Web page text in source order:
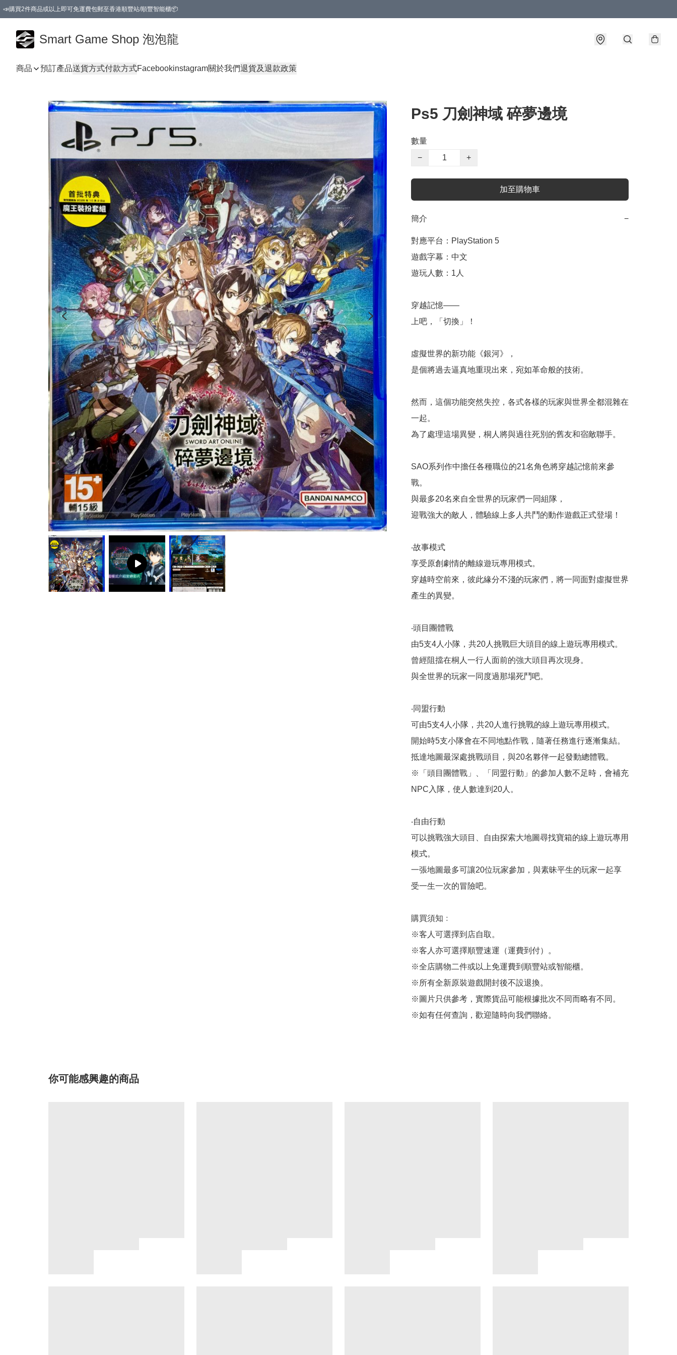
📣購買2件商品或以上即可免運費包郵至香港順豐站/順豐智能櫃📦
Smart Game Shop 泡泡龍
商品 預訂產品送貨方式付款方式Facebookinstagram關於我們退貨及退款政策
Ps5 刀劍神域 碎夢邊境
數量
−
+
加至購物車
簡介 −
對應平台：PlayStation 5
遊戲字幕：中文
遊玩人數：1人
穿越記憶——
上吧，「切換」！
虛擬世界的新功能《銀河》，
是個將過去逼真地重現出來，宛如革命般的技術。
然而，這個功能突然失控，各式各樣的玩家與世界全都混雜在
一起。
為了處理這場異變，桐人將與過往死別的舊友和宿敵聯手。
SAO系列作中擔任各種職位的21名角色將穿越記憶前來參
戰。
與最多20名來自全世界的玩家們一同組隊，
迎戰強大的敵人，體驗線上多人共鬥的動作遊戲正式登場！
‧故事模式
享受原創劇情的離線遊玩專用模式。
穿越時空前來，彼此緣分不淺的玩家們，將一同面對虛擬世界
產生的異變。
‧頭目團體戰
由5支4人小隊，共20人挑戰巨大頭目的線上遊玩專用模式。
曾經阻擋在桐人一行人面前的強大頭目再次現身。
與全世界的玩家一同度過那場死鬥吧。
‧同盟行動
可由5支4人小隊，共20人進行挑戰的線上遊玩專用模式。
開始時5支小隊會在不同地點作戰，隨著任務進行逐漸集結。
抵達地圖最深處挑戰頭目，與20名夥伴一起發動總體戰。
※「頭目團體戰」、「同盟行動」的參加人數不足時，會補充
NPC入隊，使人數達到20人。
‧自由行動
可以挑戰強大頭目、自由探索大地圖尋找寶箱的線上遊玩專用
模式。
一張地圖最多可讓20位玩家參加，與素昧平生的玩家一起享
受一生一次的冒險吧。
購買須知﹕
※客人可選擇到店自取。
※客人亦可選擇順豐速運（運費到付）。
※全店購物二件或以上免運費到順豐站或智能櫃。
※所有全新原裝遊戲開封後不設退換。
※圖片只供參考，實際貨品可能根據批次不同而略有不同。
※如有任何查詢，歡迎隨時向我們聯絡。
你可能感興趣的商品